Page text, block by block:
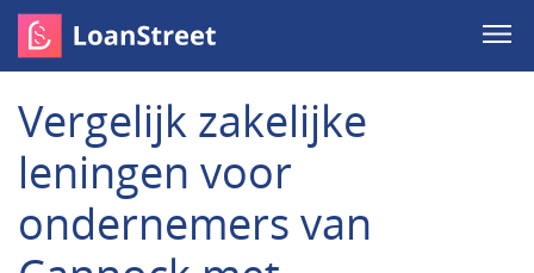
Vergelijk zakelijke
leningen voor
ondernemers van